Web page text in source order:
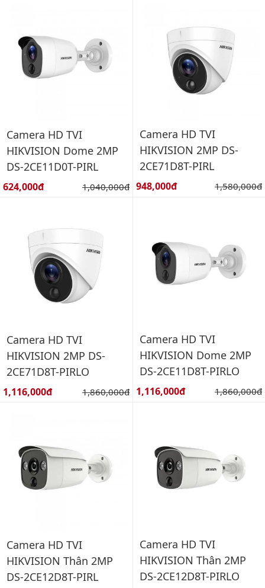
Camera HD TVI
HIKVISION Dome 2MP
DS-2CE11D0T-PIRL
Giá bán:
624,000đ Giá gốc:
1,040,000đ
Camera HD TVI
HIKVISION 2MP DS-
2CE71D8T-PIRL
Giá bán:
948,000đ Giá gốc:
1,580,000đ
Camera HD TVI
HIKVISION 2MP DS-
2CE71D8T-PIRLO
Giá bán:
1,116,000đ Giá gốc:
1,860,000đ
Camera HD TVI
HIKVISION Dome 2MP
DS-2CE11D8T-PIRLO
Giá bán:
1,116,000đ Giá gốc:
1,860,000đ
Camera HD TVI
HIKVISION Thân 2MP
DS-2CE12D8T-PIRL
Camera HD TVI
HIKVISION Thân 2MP
DS-2CE12D8T-PIRLO